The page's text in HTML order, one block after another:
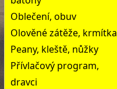
Oblečení, obuv
Olověné zátěže, krmítka
Peany, kleště, nůžky
Přívlačový program,
dravci